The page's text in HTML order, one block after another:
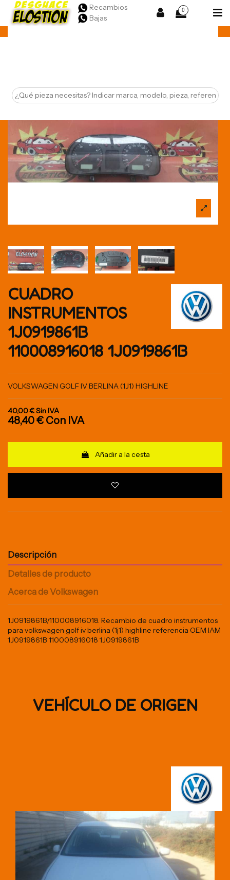
Recambios
Bajas
0
CUADRO
INSTRUMENTOS
1J0919861B
110008916018 1J0919861B
VOLKSWAGEN GOLF IV BERLINA (1J1) HIGHLINE
40,00 €Sin IVA
48,40 € Con IVA
Añadir a la cesta
Descripción
Detalles de producto
Acerca de Volkswagen
1J0919861B/110008916018. Recambio de cuadro instrumentos
para volkswagen golf iv berlina (1j1) highline referencia OEM IAM
1J0919861B 110008916018 1J0919861B
VEHÍCULO DE ORIGEN